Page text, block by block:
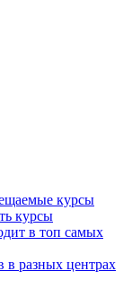
курсы
курсы
в топ самых
в разных центрах